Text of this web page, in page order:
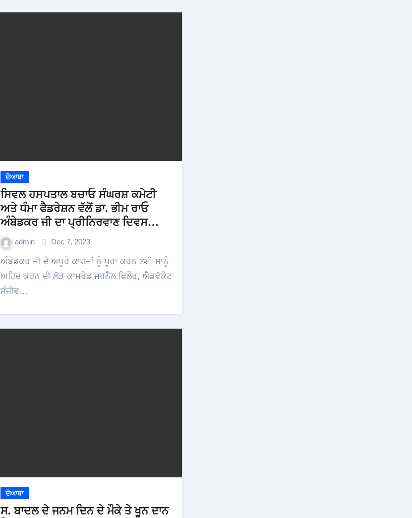
ਦੋਆਬਾ
ਸਿਵਲ ਹਸਪਤਾਲ ਬਚਾਓ ਸੰਘਰਸ਼ ਕਮੇਟੀ
ਅਤੇ ਧੰਮਾ ਫੈਡਰੇਸ਼ਨ ਵੱਲੋਂ ਡਾ. ਭੀਮ ਰਾਓ
ਅੰਬੇਡਕਰ ਜੀ ਦਾ ਪ੍ਰੀਨਿਰਵਾਣ ਦਿਵਸ
ਮਨਾਇਆ
admin Dec 7, 2023
ਅੰਬੇਡਕਰ ਜੀ ਦੇ ਅਧੂਰੇ ਕਾਰਜਾਂ ਨੂੰ ਪੂਰਾ ਕਰਨ ਲਈ ਸਾਨੂੰ
ਅਹਿਦ ਕਰਨ ਦੀ ਲੋੜ-ਕਾਮਰੇਡ ਜਰਨੈਲ ਫਿਲੌਰ, ਐਡਵੋਕੇਟ
ਸੰਜੀਵ…
ਦੋਆਬਾ
ਸ. ਬਾਦਲ ਦੇ ਜਨਮ ਦਿਨ ਦੇ ਮੌਕੇ ਤੇ ਖੂਨ ਦਾਨ